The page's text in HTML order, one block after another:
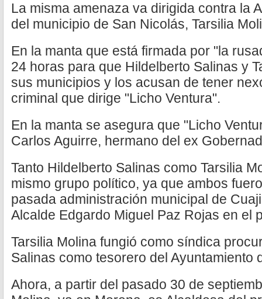
La misma amenaza va dirigida contra la
del municipio de San Nicolás, Tarsilia
En la manta que está firmada por "la
24 horas para que Hildelberto Salinas y
sus municipios y los acusan de tener
criminal que dirige "Licho Ventura".
En la manta se asegura que "Licho
Carlos Aguirre, hermano del ex
Tanto Hildelberto Salinas como Tarsilia
mismo grupo político, ya que ambos
pasada administración municipal de
Alcalde Edgardo Miguel Paz Rojas en el
Tarsilia Molina fungió como síndica
Salinas como tesorero del Ayuntamiento
Ahora, a partir del pasado 30 de